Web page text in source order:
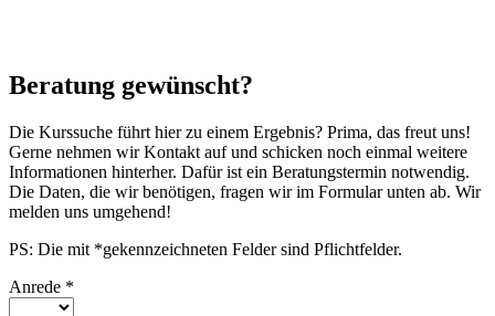
Beratung gewünscht?
Die Kurssuche führt hier zu einem Ergebnis? Prima, das freut uns!
Gerne nehmen wir Kontakt auf und schicken noch einmal weitere
Informationen hinterher. Dafür ist ein Beratungstermin notwendig.
Die Daten, die wir benötigen, fragen wir im Formular unten ab. Wir
melden uns umgehend!
PS: Die mit *gekennzeichneten Felder sind Pflichtfelder.
Anrede *